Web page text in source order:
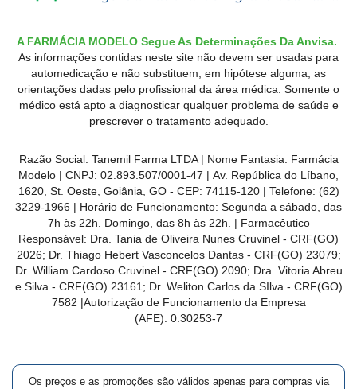
A FARMÁCIA MODELO Segue As Determinações Da Anvisa.
As informações contidas neste site não devem ser usadas para
automedicação e não substituem, em hipótese alguma, as
orientações dadas pelo profissional da área médica. Somente o
médico está apto a diagnosticar qualquer problema de saúde e
prescrever o tratamento adequado.
Razão Social: Tanemil Farma LTDA | Nome Fantasia: Farmácia
Modelo | CNPJ: 02.893.507/0001-47 | Av. República do Líbano,
1620, St. Oeste, Goiânia, GO - CEP: 74115-120 | Telefone: (62)
3229-1966 | Horário de Funcionamento: Segunda a sábado, das
7h às 22h. Domingo, das 8h às 22h. | Farmacêutico
Responsável: Dra. Tania de Oliveira Nunes Cruvinel - CRF(GO)
2026; Dr. Thiago Hebert Vasconcelos Dantas - CRF(GO) 23079;
Dr. William Cardoso Cruvinel - CRF(GO) 2090; Dra. Vitoria Abreu
e Silva - CRF(GO) 23161; Dr. Weliton Carlos da SIlva - CRF(GO)
7582 |Autorização de Funcionamento da Empresa
(AFE): 0.30253-7
Os preços e as promoções são válidos apenas para compras via